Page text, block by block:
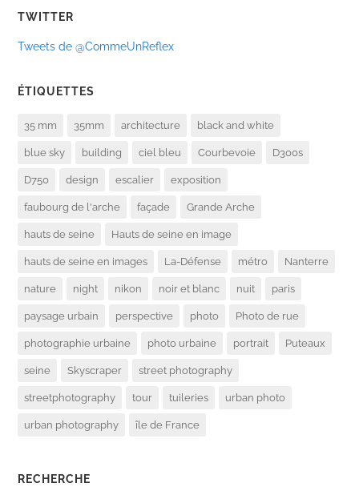
TWITTER
Tweets de @CommeUnReflex
ÉTIQUETTES
35 mm 35mm architecture black and white
blue sky building ciel bleu Courbevoie D300s
D750 design escalier exposition
faubourg de l'arche façade Grande Arche
hauts de seine Hauts de seine en image
hauts de seine en images La-Défense métro Nanterre
nature night nikon noir et blanc nuit paris
paysage urbain perspective photo Photo de rue
photographie urbaine photo urbaine portrait Puteaux
seine Skyscraper street photography
streetphotography tour tuileries urban photo
urban photography île de France
RECHERCHE